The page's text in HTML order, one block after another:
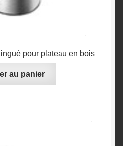
pour plateau en bois
au panier